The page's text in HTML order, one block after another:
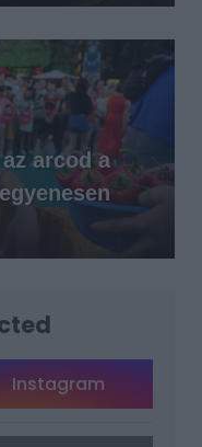
arcod a
Instagram